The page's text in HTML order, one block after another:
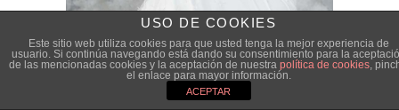
USO DE COOKIES
Este sitio web utiliza cookies para que usted tenga la mejor experiencia de
usuario. Si continúa navegando está dando su consentimiento para la
de las mencionadas cookies y la aceptación de nuestra política de cookies,
el enlace para mayor información.
ACEPTAR